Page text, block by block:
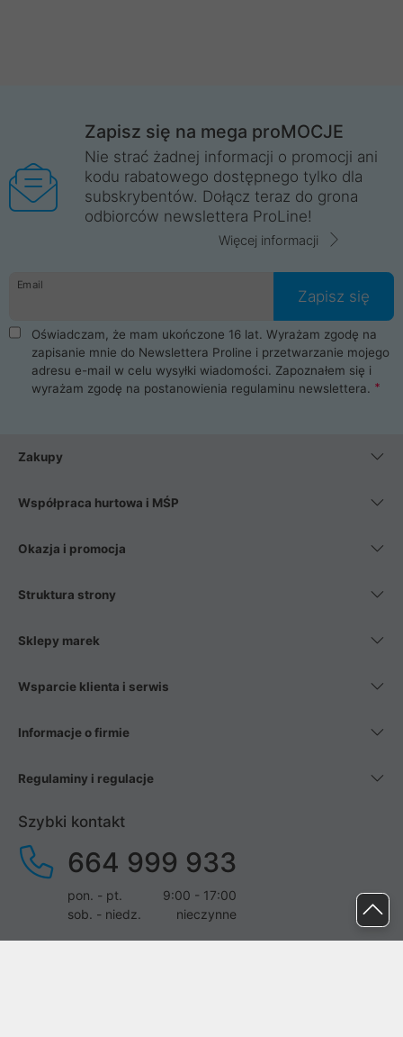
Zapisz się na mega proMOCJE
Nie strać żadnej informacji o promocji ani
kodu rabatowego dostępnego tylko dla
subskrybentów. Dołącz teraz do grona
odbiorców newslettera ProLine!
Więcej informacji
Email
Zapisz się
Oświadczam, że mam ukończone 16 lat. Wyrażam zgodę na
zapisanie mnie do Newslettera Proline i przetwarzanie mojego
adresu e-mail w celu wysyłki wiadomości. Zapoznałem się i
wyrażam zgodę na postanowienia regulaminu newslettera.
Zakupy
Współpraca hurtowa i MŚP
Okazja i promocja
Struktura strony
Sklepy marek
Wsparcie klienta i serwis
Informacje o firmie
Regulaminy i regulacje
Szybki kontakt
664 999 933
pon. - pt.
9:00 - 17:00
sob. - niedz.
nieczynne